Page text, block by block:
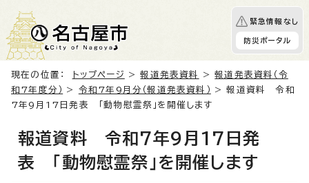
緊急情報なし
防災ポータル
現在の位置： トップページ >報道発表資料 >報道発表資料（令
和7年度分）
> 令和7年9月分（報道発表資料）
> 報道資料 令和
7年9月17日発表 「動物慰霊祭」を開催します
報道資料 令和7年9月17日発
表 「動物慰霊祭」を開催します